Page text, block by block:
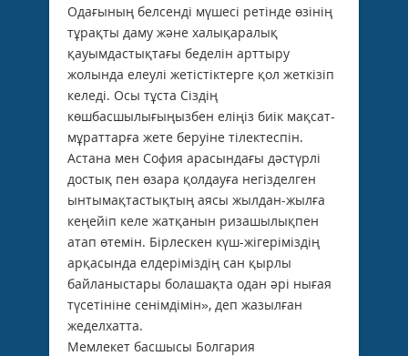
Одағының белсенді мүшесі ретінде өзінің
тұрақты даму және халықаралық
қауымдастықтағы беделін арттыру
жолында елеулі жетістіктерге қол жеткізіп
келеді. Осы тұста Сіздің
көшбасшылығыңызбен еліңіз биік мақсат-
мұраттарға жете беруіне тілектеспін.
Астана мен София арасындағы дәстүрлі
достық пен өзара қолдауға негізделген
ынтымақтастықтың аясы жылдан-жылға
кеңейіп келе жатқанын ризашылықпен
атап өтемін. Бірлескен күш-жігеріміздің
арқасында елдеріміздің сан қырлы
байланыстары болашақта одан әрі нығая
түсетініне сенімдімін», деп жазылған
жеделхатта.
Мемлекет басшысы Болгария